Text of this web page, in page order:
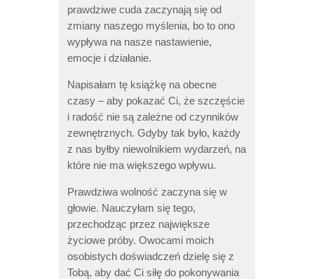
prawdziwe cuda zaczynają się od
zmiany naszego myślenia, bo to ono
wypływa na nasze nastawienie,
emocje i działanie.
Napisałam tę książkę na obecne
czasy – aby pokazać Ci, że szczęście
i radość nie są zależne od czynników
zewnętrznych. Gdyby tak było, każdy
z nas byłby niewolnikiem wydarzeń, na
które nie ma większego wpływu.
Prawdziwa wolność zaczyna się w
głowie. Nauczyłam się tego,
przechodząc przez największe
życiowe próby. Owocami moich
osobistych doświadczeń dzielę się z
Tobą, aby dać Ci siłę do pokonywania